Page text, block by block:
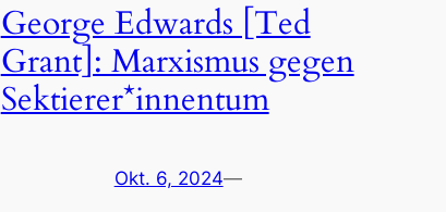
George Edwards [Ted
Grant]: Marxismus gegen
Sektierer*innentum
Okt. 6, 2024—